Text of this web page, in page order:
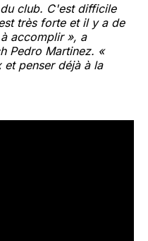
club. C'est difficile
très forte et il y a de
accomplir », a
Pedro Martinez. «
et penser déjà à la